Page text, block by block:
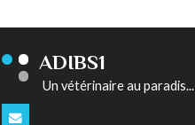
ADIBS1
Un vétérinaire au paradis...